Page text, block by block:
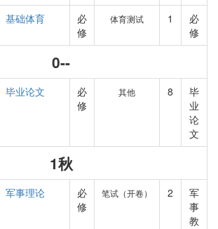
基础体育
必
修
体育测试 1
必
修
0--
毕业论文
必
修
其他 8
毕
业
论
文
1秋
军事理论
必
修
笔试（开卷） 2
军
事
教